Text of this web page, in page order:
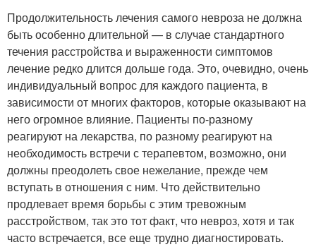
Продолжительность лечения самого невроза не должна
быть особенно длительной — в случае стандартного
течения расстройства и выраженности симптомов
лечение редко длится дольше года. Это, очевидно, очень
индивидуальный вопрос для каждого пациента, в
зависимости от многих факторов, которые оказывают на
него огромное влияние. Пациенты по-разному
реагируют на лекарства, по разному реагируют на
необходимость встречи с терапевтом, возможно, они
должны преодолеть свое нежелание, прежде чем
вступать в отношения с ним. Что действительно
продлевает время борьбы с этим тревожным
расстройством, так это тот факт, что невроз, хотя и так
часто встречается, все еще трудно диагностировать.